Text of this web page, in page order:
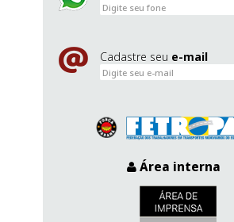
Cadastre seu e-mail
Área interna